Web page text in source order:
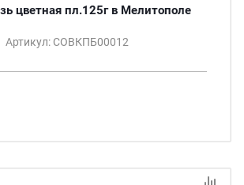
цветная пл.125г в Мелитополе
Артикул: СОВКПБ00012